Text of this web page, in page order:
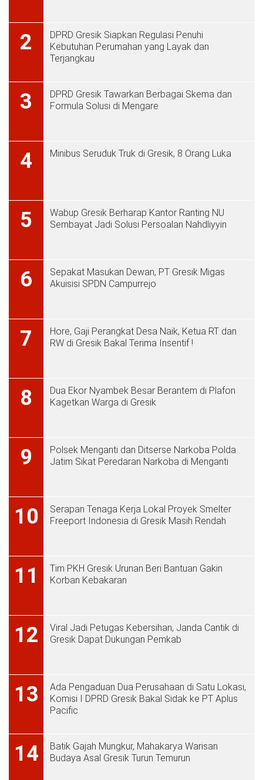
2
DPRD Gresik Siapkan Regulasi Penuhi
Kebutuhan Perumahan yang Layak dan
Terjangkau
3
DPRD Gresik Tawarkan Berbagai Skema dan
Formula Solusi di Mengare
4 Minibus Seruduk Truk di Gresik, 8 Orang Luka
5
Wabup Gresik Berharap Kantor Ranting NU
Sembayat Jadi Solusi Persoalan Nahdliyyin
6
Sepakat Masukan Dewan, PT Gresik Migas
Akuisisi SPDN Campurrejo
7
Hore, Gaji Perangkat Desa Naik, Ketua RT dan
RW di Gresik Bakal Terima Insentif !
8
Dua Ekor Nyambek Besar Berantem di Plafon
Kagetkan Warga di Gresik
9
Polsek Menganti dan Ditserse Narkoba Polda
Jatim Sikat Peredaran Narkoba di Menganti
10
Serapan Tenaga Kerja Lokal Proyek Smelter
Freeport Indonesia di Gresik Masih Rendah
11
Tim PKH Gresik Urunan Beri Bantuan Gakin
Korban Kebakaran
12
Viral Jadi Petugas Kebersihan, Janda Cantik di
Gresik Dapat Dukungan Pemkab
13
Ada Pengaduan Dua Perusahaan di Satu Lokasi,
Komisi I DPRD Gresik Bakal Sidak ke PT Aplus
Pacific
14
Batik Gajah Mungkur, Mahakarya Warisan
Budaya Asal Gresik Turun Temurun